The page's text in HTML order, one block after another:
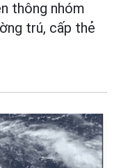
thông nhóm
trú, cấp thẻ